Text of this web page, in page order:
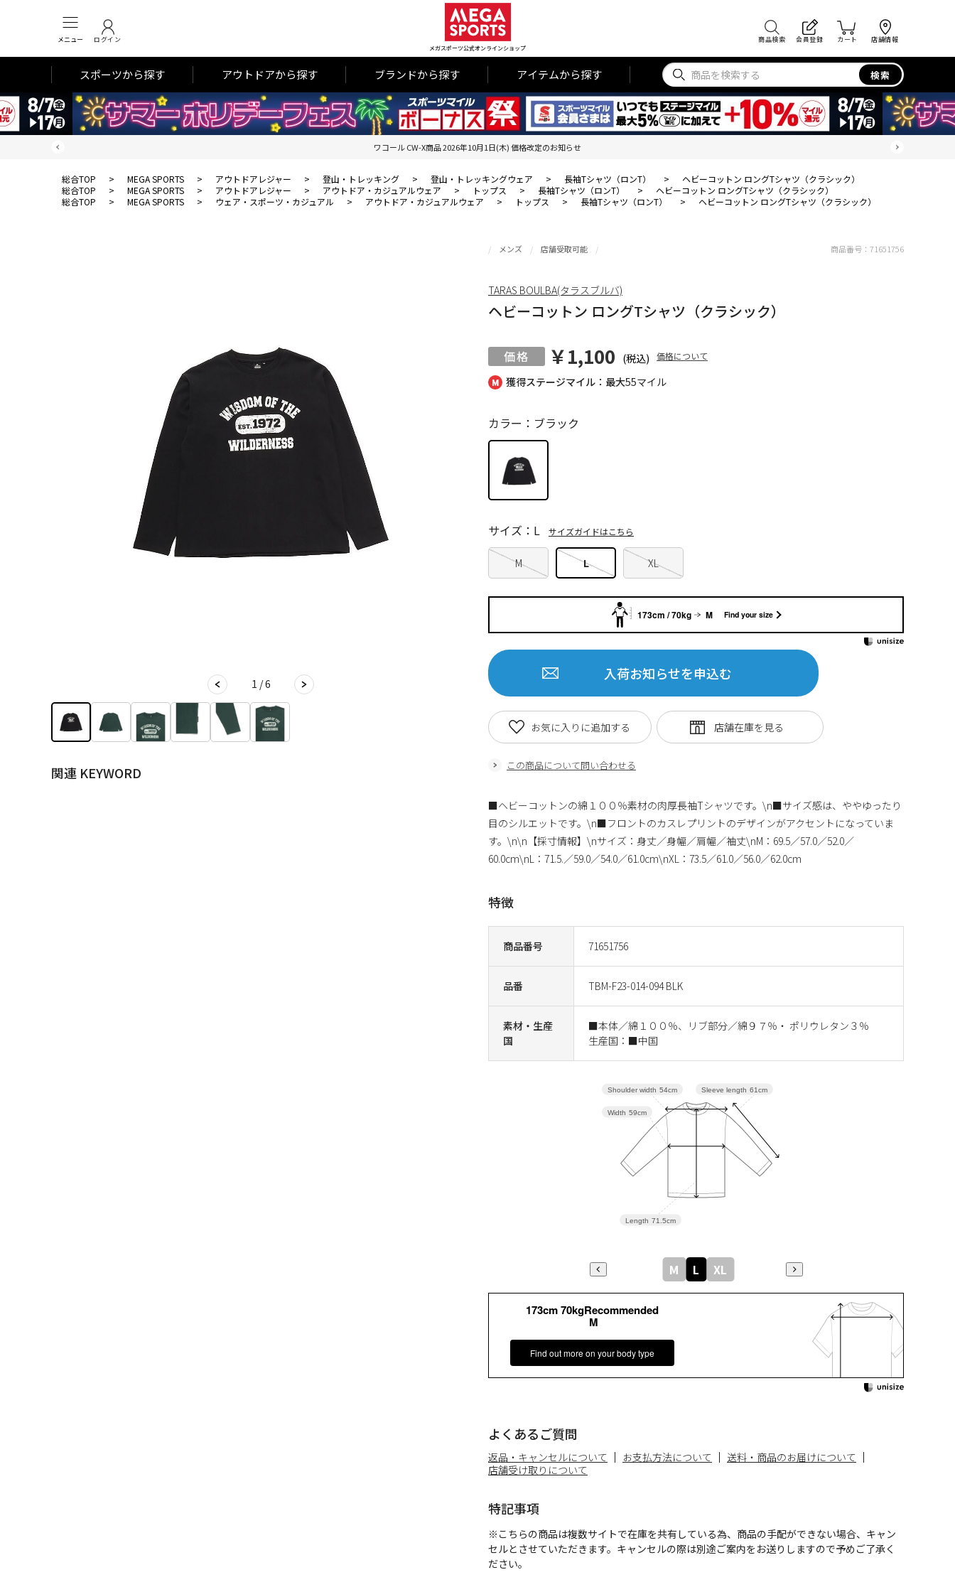
メニュー ログイン
メガスポーツ公式オンラインショップ
商品検索 会員登録 カート 店舗情報
スポーツから探す アウトドアから探す ブランドから探す アイテムから探す 検索
ワコール CW-X商品 2026年10月1日(木) 価格改定のお知らせ
総合TOP > MEGA SPORTS > アウトドアレジャー > 登山・トレッキング > 登山・トレッキングウェア > 長袖Tシャツ（ロンT） >
ヘビーコットン ロングTシャツ（クラシック）
総合TOP
> MEGA SPORTS > アウトドアレジャー > アウトドア・カジュアルウェア > トップス > 長袖Tシャツ（ロンT） >
ヘビーコットン ロングTシャツ（クラシック）
総合TOP
> MEGA SPORTS > ウェア・スポーツ・カジュアル > アウトドア・カジュアルウェア > トップス > 長袖Tシャツ（ロンT） > ヘビーコットン ロングTシャツ（クラシック）
1 / 6
関連 KEYWORD
獲得ステージマイル：最大55マイル
メンズ 店舗受取可能
ヘビーコットン ロングTシャツ（クラシック）
￥1,100 (税込) 価格について
商品番号 71651756
品番 TBM-F23-014-094 BLK
素材・生産
国
■本体／綿１００％、リブ部分／綿９７％・ ポリウレタン３％
生産国：■中国
カラー：ブラック
M L XL
サイズ：L サイズガイドはこちら
入荷お知らせを申込む
この商品について問い合わせる
お気に入りに追加する
商品番号： 71651756
TARAS BOULBA(タラスブルバ)
■ヘビーコットンの綿１００％素材の肉厚長袖Tシャツです。\n■サイズ感は、ややゆったり
目のシルエットです。\n■フロントのカスレプリントのデザインがアクセントになっていま
す。\n\n【採寸情報】\nサイズ：身丈／身幅／肩幅／袖丈\nM：69.5／57.0／52.0／
60.0cm\nL：71.5.／59.0／54.0／61.0cm\nXL：73.5／61.0／56.0／62.0cm
特徴
よくあるご質問
返品・キャンセルについて お支払方法について
送料・商品のお届けについて
店舗受け取りについて
特記事項
※こちらの商品は複数サイトで在庫を共有している為、商品の手配ができない場合、キャン
セルとさせていただきます。キャンセルの際は別途ご案内をお送りしますので予めご了承く
ださい。
173cm / 70kg M Find your size
173cm 70kgRecommended
M
Find out more on your body type
Sleeve length 61cm
Length 71.5cm
Width 59cm
Shoulder width 54cm
M L XL